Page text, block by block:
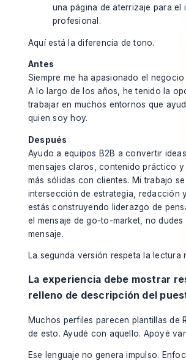
una página de aterrizaje para el
profesional.
Aquí está la diferencia de tono.
Antes
Siempre me ha apasionado el
A lo largo de los años, he tenido la
trabajar en muchos entornos que
quien soy hoy.
Después
Ayudo a equipos B2B a convertir
mensajes claros, contenido práctico
más sólidas con clientes. Mi trabajo
intersección de estrategia, redacción
estás construyendo liderazgo de
el mensaje de go-to-market, no dudes
mensaje.
La segunda versión respeta la lectura
La experiencia debe mostrar
relleno de descripción del
Muchos perfiles parecen plantillas de
de esto. Ayudé con aquello. Apoyé
Ese lenguaje no genera impulso.